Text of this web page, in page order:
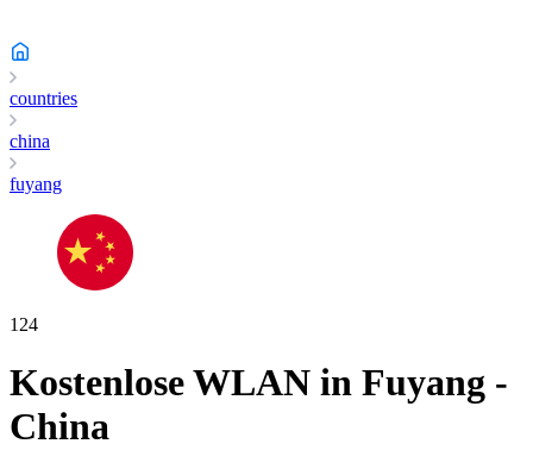
countries
china
fuyang
124
Kostenlose WLAN in Fuyang -
China